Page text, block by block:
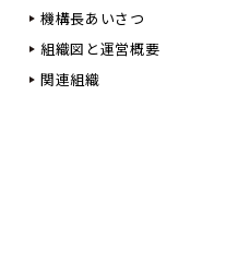
機構長あいさつ
組織図と運営概要
関連組織